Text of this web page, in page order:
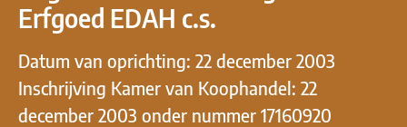
Erfgoed EDAH c.s.
Datum van oprichting: 22 december 2003
Inschrijving Kamer van Koophandel: 22
december 2003 onder nummer 17160920